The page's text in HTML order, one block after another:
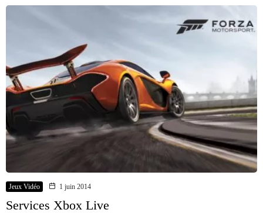
Jeux Vidéo 1 juin 2014
Services Xbox Live